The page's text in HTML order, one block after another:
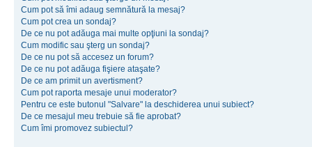
Cum pot să îmi adaug semnătură la mesaj?
Cum pot crea un sondaj?
De ce nu pot adăuga mai multe opţiuni la sondaj?
Cum modific sau şterg un sondaj?
De ce nu pot să accesez un forum?
De ce nu pot adăuga fişiere ataşate?
De ce am primit un avertisment?
Cum pot raporta mesaje unui moderator?
Pentru ce este butonul "Salvare" la deschiderea unui subiect?
De ce mesajul meu trebuie să fie aprobat?
Cum îmi promovez subiectul?